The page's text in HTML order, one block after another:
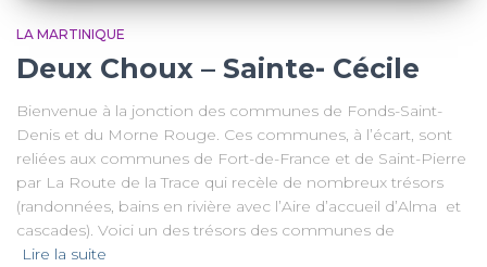
LA MARTINIQUE
Deux Choux – Sainte- Cécile
Bienvenue à la jonction des communes de Fonds-Saint-
Denis et du Morne Rouge. Ces communes, à l’écart, sont
reliées aux communes de Fort-de-France et de Saint-Pierre
par La Route de la Trace qui recèle de nombreux trésors
(randonnées, bains en rivière avec l’Aire d’accueil d’Alma et
cascades). Voici un des trésors des communes de
Lire la suite